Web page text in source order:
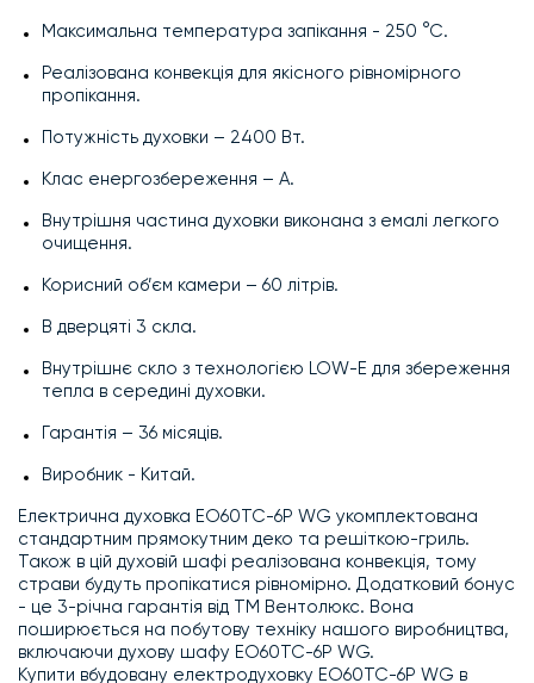
Максимальна температура запікання - 250 °С.
Реалізована конвекція для якісного рівномірного
пропікання.
Потужність духовки – 2400 Вт.
Клас енергозбереження – А.
Внутрішня частина духовки виконана з емалі легкого
очищення.
Корисний об’єм камери – 60 літрів.
В дверцяті 3 скла.
Внутрішнє скло з технологією LOW-E для збереження
тепла в середині духовки.
Гарантія – 36 місяців.
Виробник - Китай.
Електрична духовка EO60TC-6P WG укомплектована
стандартним прямокутним деко та решіткою-гриль.
Також в цій духовій шафі реалізована конвекція, тому
страви будуть пропікатися рівномірно. Додатковий бонус
- це 3-річна гарантія від ТМ Вентолюкс. Вона
поширюється на побутову техніку нашого виробництва,
включаючи духову шафу EO60TC-6P WG.
Купити вбудовану електродуховку EO60TC-6P WG в